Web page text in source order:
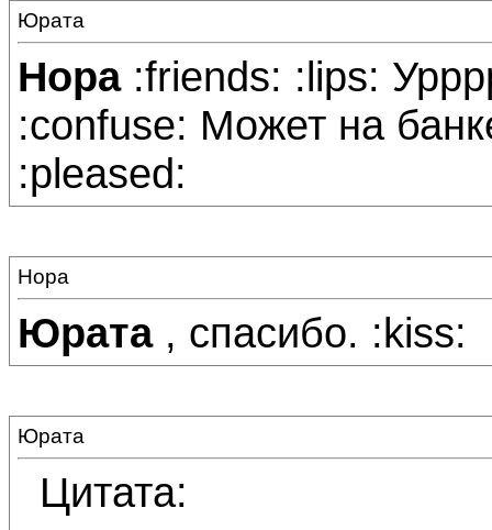
Юрата
Нора:friends: :lips:
:confuse: Может на
:pleased:
Нора
Юрата, спасибо. :kiss:
Юрата
Цитата: